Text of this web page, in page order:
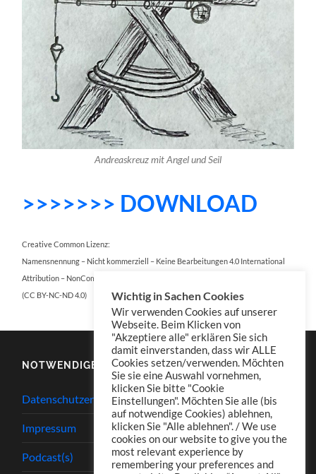
Andreaskreuz mit Angel und Seil
>>>>>>> DOWNLOAD
Creative Common Lizenz:
Namensnennung – Nicht kommerziell – Keine Bearbeitungen 4.0 International
Attribution – NonCommercial – NoDerivatives 4.0 International
(CC BY-NC-ND 4.0)
NOTWENDIGES
Datenschutzerklärung
Impressum
Podcast(s)
Wichtig in Sachen Cookies
Wir verwenden Cookies auf unserer
Webseite. Beim Klicken von
"Akzeptiere alle" erklären Sie sich
damit einverstanden, dass wir ALLE
Cookies setzen/verwenden. Möchten
Sie sie eine Auswahl vornehmen,
klicken Sie bitte "Cookie
Einstellungen". Möchten Sie alle (bis
auf notwendige Cookies) ablehnen,
klicken Sie "Alle ablehnen". / We use
cookies on our website to give you the
most relevant experience by
remembering your preferences and